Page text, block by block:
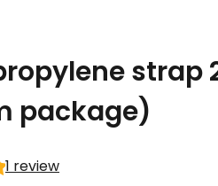
strap
package)
1 review